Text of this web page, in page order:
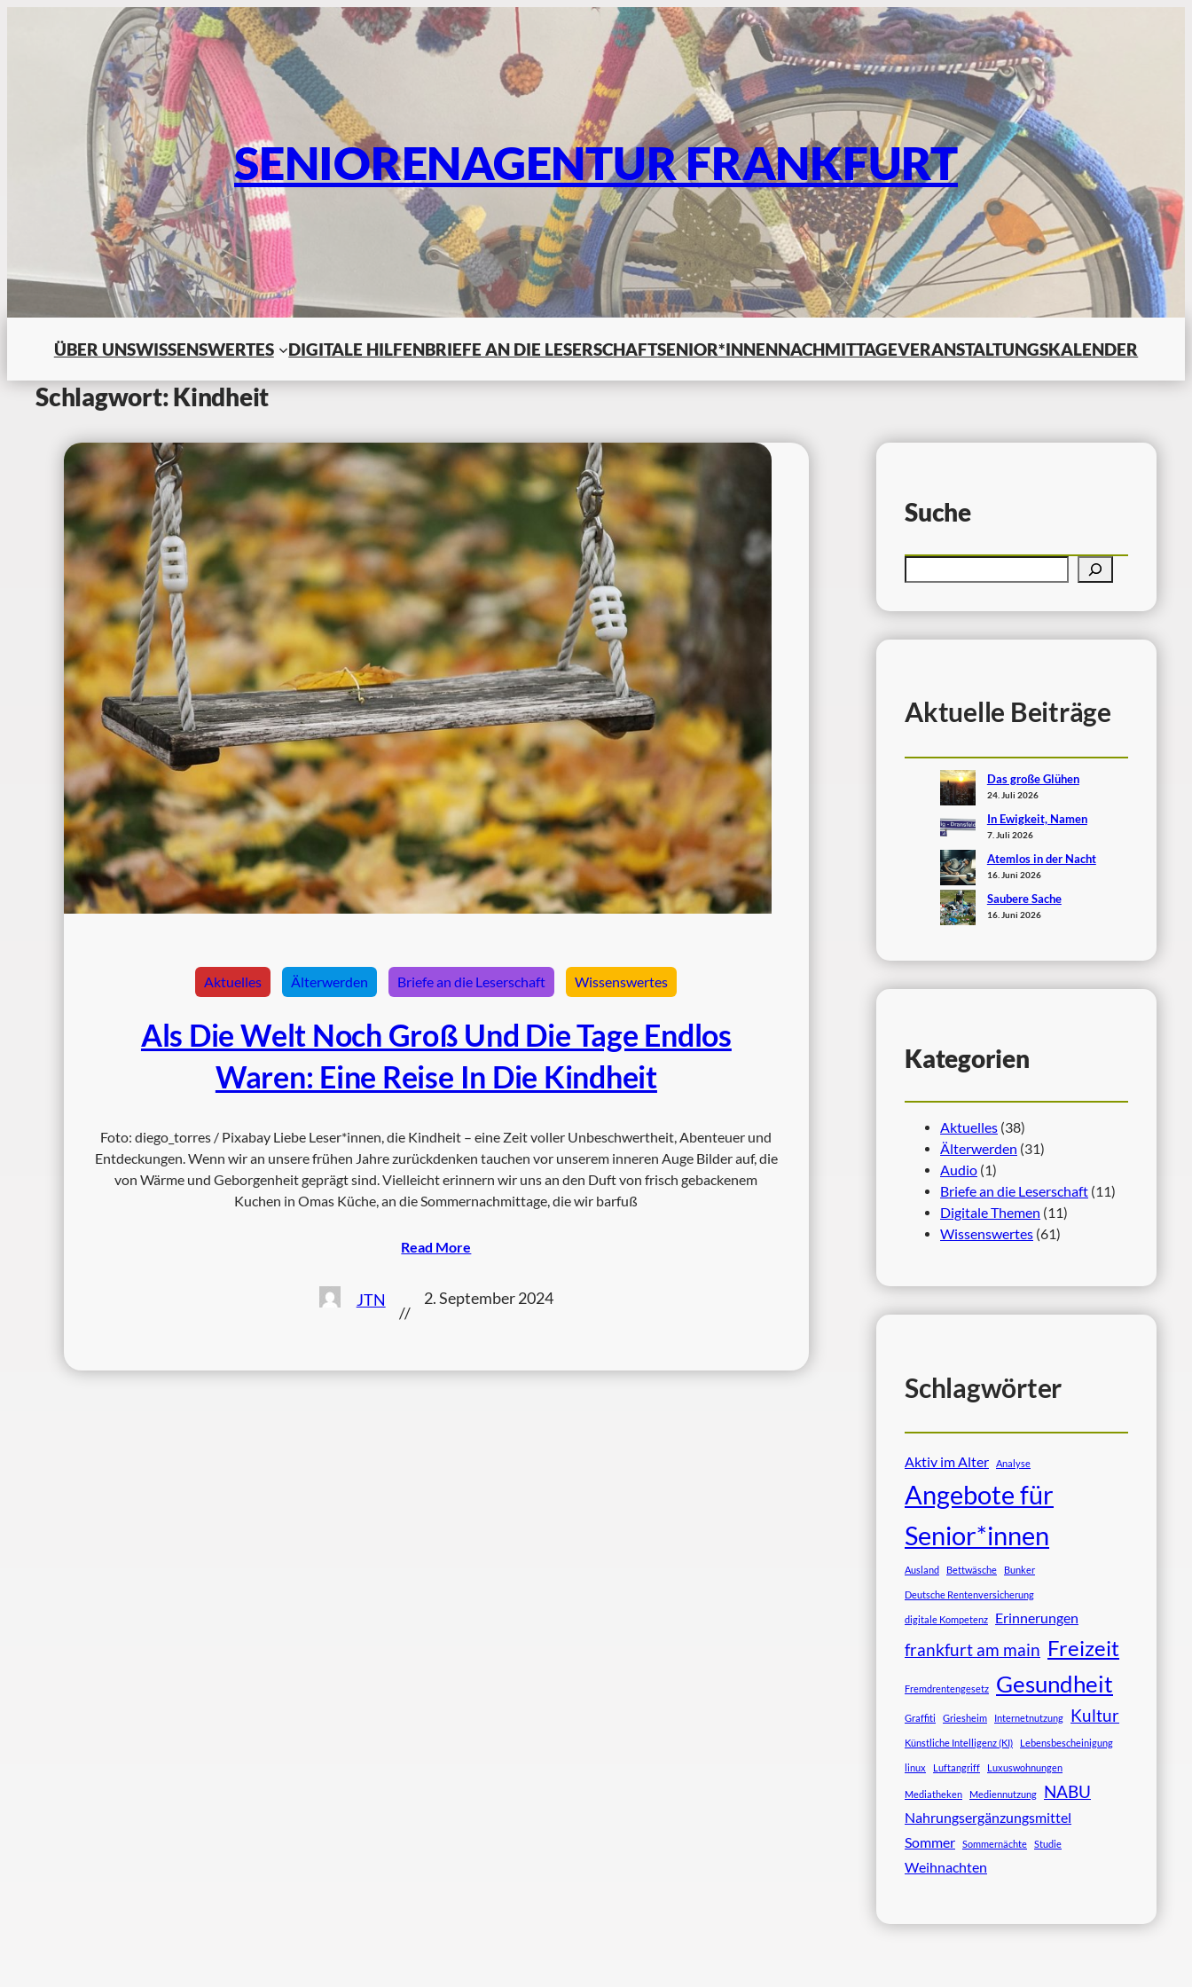
SENIORENAGENTUR FRANKFURT
ÜBER UNSWISSENSWERTES DIGITALE HILFENBRIEFE AN DIE LESERSCHAFTSENIOR*INNENNACHMITTAGEVERANSTALTUNGSKALENDER
Schlagwort:Kindheit
Aktuelles Älterwerden Briefe an die Leserschaft Wissenswertes
Als Die Welt Noch Groß Und Die Tage Endlos
Waren: Eine Reise In Die Kindheit
Foto: diego_torres / Pixabay Liebe Leser*innen, die Kindheit – eine Zeit voller Unbeschwertheit, Abenteuer und
Entdeckungen. Wenn wir an unsere frühen Jahre zurückdenken tauchen vor unserem inneren Auge Bilder auf, die
von Wärme und Geborgenheit geprägt sind. Vielleicht erinnern wir uns an den Duft von frisch gebackenem
Kuchen in Omas Küche, an die Sommernachmittage, die wir barfuß
Read More
JTN
//
2. September 2024
Suche
Aktuelle Beiträge
Das große Glühen
24. Juli 2026
In Ewigkeit, Namen
7. Juli 2026
Atemlos in der Nacht
16. Juni 2026
Saubere Sache
16. Juni 2026
Kategorien
Aktuelles (38)
Älterwerden (31)
Audio (1)
Briefe an die Leserschaft (11)
Digitale Themen (11)
Wissenswertes (61)
Schlagwörter
Aktiv im Alter Analyse
Angebote für
Senior*innen
Ausland Bettwäsche Bunker
Deutsche Rentenversicherung
digitale Kompetenz Erinnerungen
frankfurt am main Freizeit
Fremdrentengesetz Gesundheit
Graffiti Griesheim Internetnutzung Kultur
Künstliche Intelligenz (KI) Lebensbescheinigung
linux Luftangriff Luxuswohnungen
Mediatheken Mediennutzung NABU
Nahrungsergänzungsmittel
Sommer
Sommernächte Studie
Weihnachten